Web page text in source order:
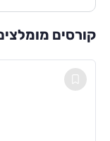
קורסים